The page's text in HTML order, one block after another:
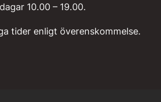
10.00 – 19.00.
tider enligt överenskommelse.